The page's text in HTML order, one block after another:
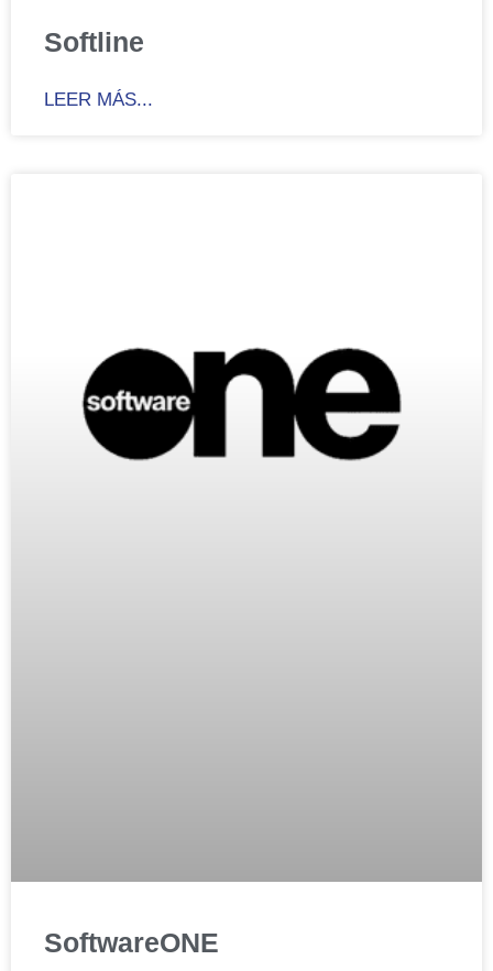
Softline
LEER MÁS...
SoftwareONE